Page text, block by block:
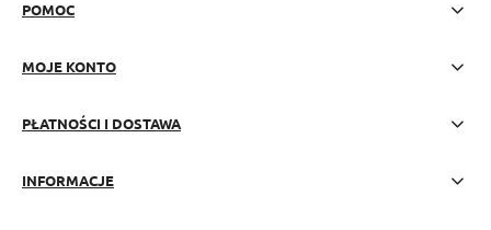
POMOC
MOJE KONTO
PŁATNOŚCI I DOSTAWA
INFORMACJE